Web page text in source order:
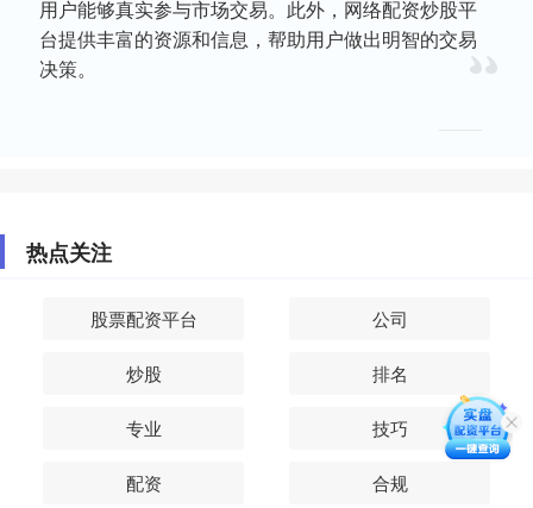
用户能够真实参与市场交易。此外，网络配资炒股平
台提供丰富的资源和信息，帮助用户做出明智的交易
决策。
热点关注
股票配资平台 公司
炒股 排名
专业 技巧
配资 合规